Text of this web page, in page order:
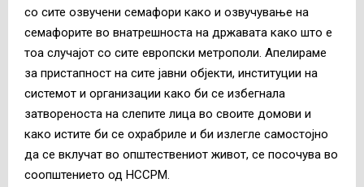
со сите озвучени семафори како и озвучување на
семафорите во внатрешноста на државата како што е
тоа случајот со сите европски метрополи. Апелираме
за пристапност на сите јавни објекти, институции на
системот и организации како би се избегнала
затвореноста на слепите лица во своите домови и
како истите би се охрабриле и би излегле самостојно
да се вклучат во општествениот живот, се посочува во
соопштението од НССРМ.